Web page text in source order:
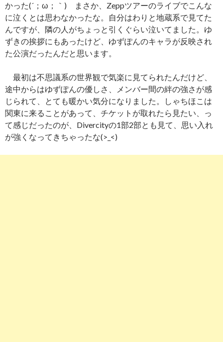
かった(´；ω；｀) まさか、Zeppツアーのライブでこんな
に泣くとは思わなかったな。自分はわりと地蔵系で見てた
んですが、隣の人がちょっと引くぐらい泣いてました。ゆ
ずきの挨拶にもあったけど、ゆずぽんのキャラが反映され
た公演だったんだと思います。
最初は不思議系の世界観で気楽に見てられたんだけど、
途中からはゆずぽんの優しさ、メンバー間の絆の強さが感
じられて、とても暖かい気分になりました。しゃちほこは
関東に来ることがあって、チケットが取れたら見たい、っ
て感じだったのが、Divercityの1部2部とも見て、思い入れ
が強くなってきちゃったな(>_<)